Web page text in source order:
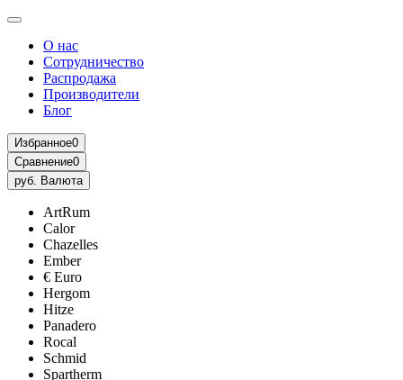
О нас
Сотрудничество
Распродажа
Производители
Блог
Избранное0
Сравнение0
руб. Валюта
ArtRum
Calor
Chazelles
Ember
€ Euro
Hergom
Hitze
Panadero
Rocal
Schmid
Spartherm